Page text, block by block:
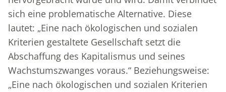
sich eine pro­blematische Alternative. Diese
lautet: „Eine nach ökologischen und sozialen
Kriterien gestaltete Gesellschaft setzt die
Abschaffung des Kapitalismus und seines
Wachstumszwanges voraus.“ Beziehungsweise:
„Eine nach ökologischen und sozialen Kriterien